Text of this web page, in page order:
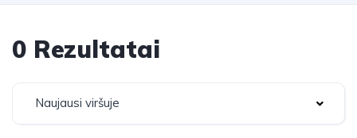
0 Rezultatai
Naujausi viršuje